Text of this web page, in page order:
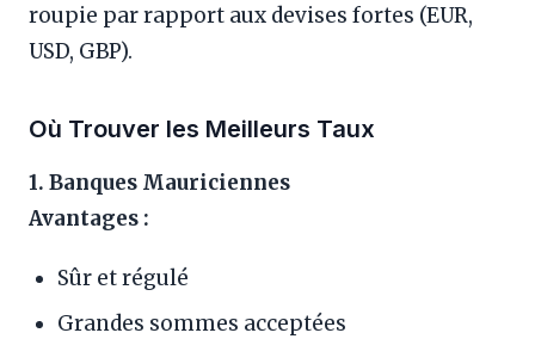
roupie par rapport aux devises fortes (EUR,
USD, GBP).
Où Trouver les Meilleurs Taux
1. Banques Mauriciennes
Avantages :
Sûr et régulé
Grandes sommes acceptées